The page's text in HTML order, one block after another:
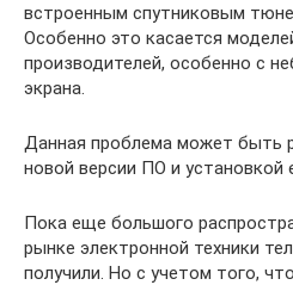
встроенным спутниковым
Особенно это касается
производителей, особенно с
экрана.
Данная проблема может быть
новой версии ПО и установкой
Пока еще большого
рынке электронной техники
получили. Но с учетом того,